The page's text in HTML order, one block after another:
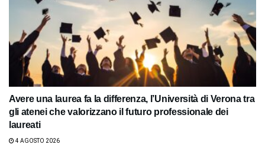
Avere una laurea fa la differenza, l’Università di Verona tra
gli atenei che valorizzano il futuro professionale dei
laureati
4 AGOSTO 2026